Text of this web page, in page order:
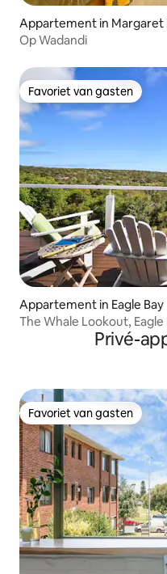
Appartement in Margaret
Op Wadandi
Favoriet van gasten
Favoriet van gasten
Appartement in Eagle Bay
The Whale Lookout, Eagle
Privé-
Favoriet van gasten
Favoriet van gasten